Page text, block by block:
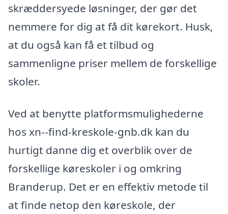
skræddersyede løsninger, der gør det
nemmere for dig at få dit kørekort. Husk,
at du også kan få et tilbud og
sammenligne priser mellem de forskellige
skoler.
Ved at benytte platformsmulighederne
hos xn--find-kreskole-gnb.dk kan du
hurtigt danne dig et overblik over de
forskellige køreskoler i og omkring
Branderup. Det er en effektiv metode til
at finde netop den køreskole, der